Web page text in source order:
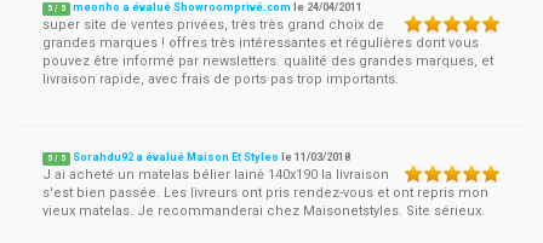
5 / 5 meonho a évalué Showroomprivé.com le 24/04/2011
super site de ventes privées, très très grand choix de
grandes marques ! offres très intéressantes et régulières dont vous
pouvez être informé par newsletters. qualité des grandes marques, et
livraison rapide, avec frais de ports pas trop importants.
5 / 5 Sorahdu92 a évalué Maison Et Styles le11/03/2018
J ai acheté un matelas bélier lainė 140x190 la livraison
s'est bien passée. Les livreurs ont pris rendez-vous et ont repris mon
vieux matelas. Je recommanderai chez Maisonetstyles. Site sérieux.